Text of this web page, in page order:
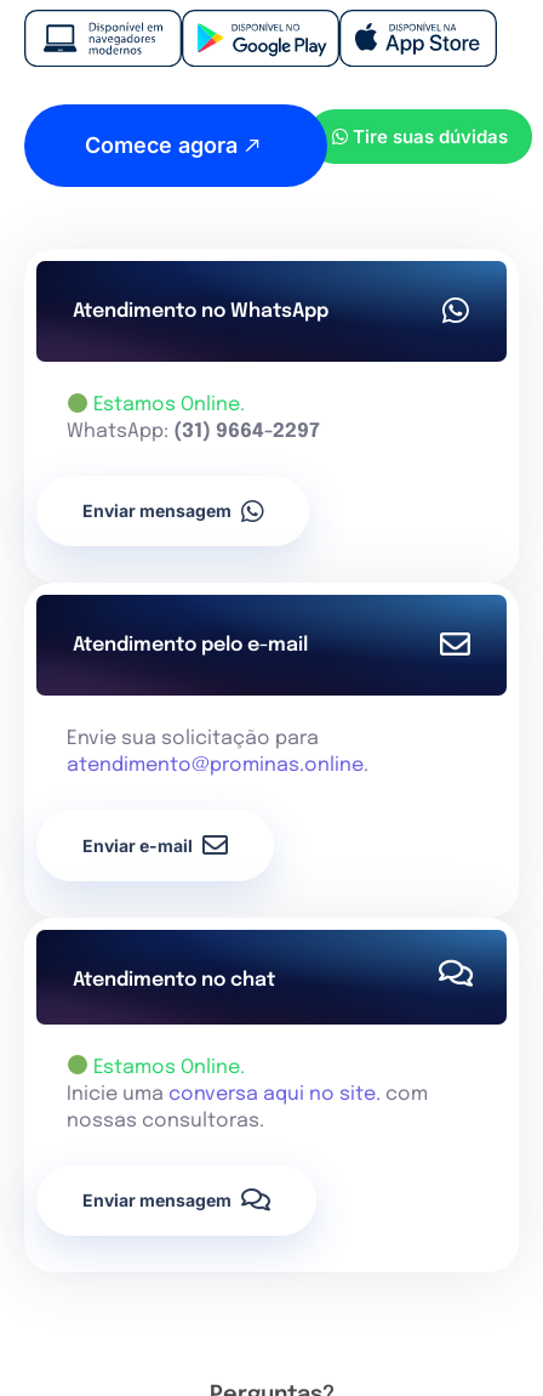
Comece agora Tire suas dúvidas
Atendimento no WhatsApp
Estamos Online.
WhatsApp: (31) 9664-2297
Enviar mensagem
Atendimento pelo e-mail
Envie sua solicitação para
atendimento@prominas.online.
Enviar e-mail
Atendimento no chat
Estamos Online.
Inicie uma conversa aqui no site. com
nossas consultoras.
Enviar mensagem